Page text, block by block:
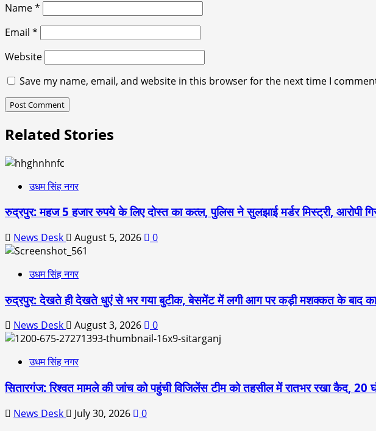
Name*
Email *
Website
Save my name, email, and website in this browser for the next time I
Related Stories
उधम सिंह नगर
रुद्रपुर: महज 5 हजार रुपये के लिए दोस्त का कत्ल, पुलिस ने सुलझाई मर्डर मिस्ट्री, आरोपी
News Desk August 5, 2026 0
उधम सिंह नगर
रुद्रपुर: देखते ही देखते धुएं से भर गया बुटीक, बेसमेंट में लगी आग पर कड़ी मशक्कत के बाद
News Desk August 3, 2026 0
उधम सिंह नगर
सितारगंज: रिश्वत मामले की जांच को पहुंची विजिलेंस टीम को तहसील में रातभर रखा कैद, 20
News Desk July 30, 2026 0